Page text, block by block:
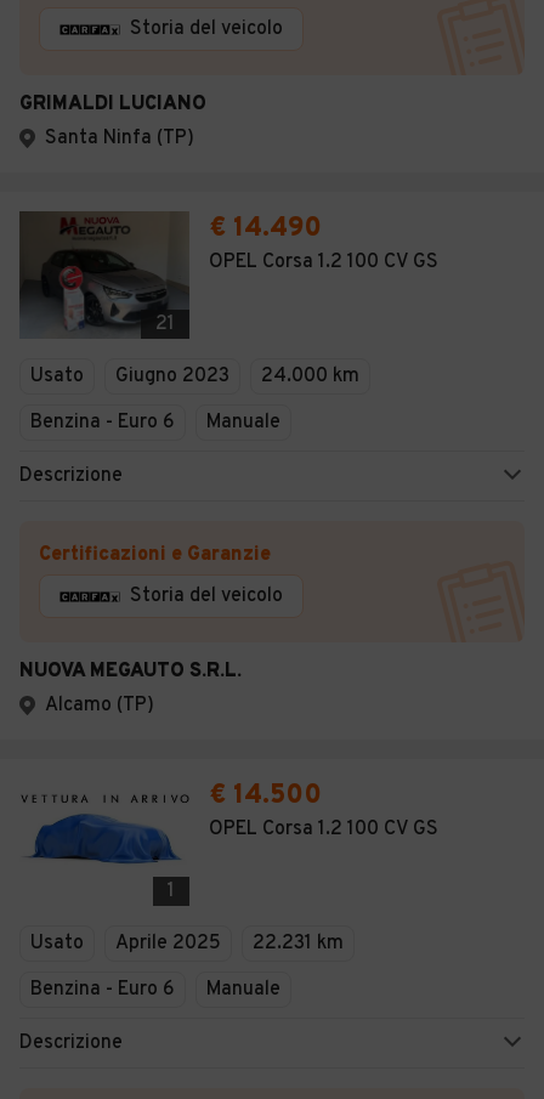
Storia del veicolo
GRIMALDI LUCIANO
Santa Ninfa (TP)
21
€ 14.490
OPEL Corsa 1.2 100 CV GS
Usato Giugno 2023
24.000 km
Benzina - Euro 6
Manuale
Descrizione
Certificazioni e Garanzie
Storia del veicolo
NUOVA MEGAUTO S.R.L.
Alcamo (TP)
1
€ 14.500
OPEL Corsa 1.2 100 CV GS
Usato Aprile 2025
22.231 km
Benzina - Euro 6
Manuale
Descrizione